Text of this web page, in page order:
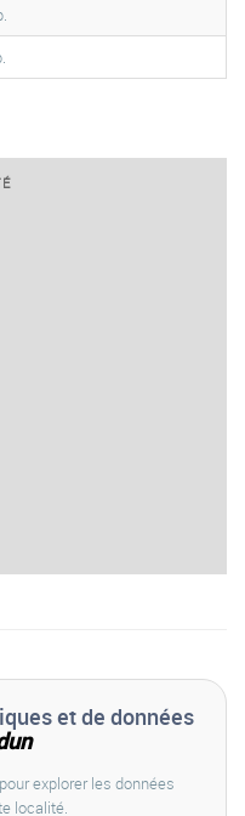
et de données
explorer les données
localité.